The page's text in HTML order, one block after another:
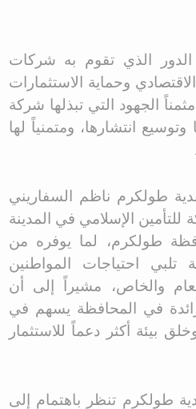
الذي تقوم به شركات
وحماية الاستثمارات
الجهود التي تبذلها شركة
انتشارها، ومتمنياً لها
.
طولكرم ناظم السفاريني
للتأمين الإسلامي في المدينة
طولكرم، لما يوفره من
احتياجات المواطنين
والخاص، مشيراً إلى أن
في المحافظة يسهم في
بيئة أكثر دعماً للاستثمار
طولكرم تنظر باهتمام إلى